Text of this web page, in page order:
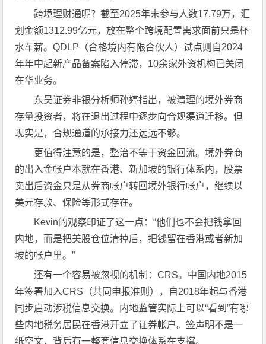
跨境理财通呢？截至2025年末参与人数17.79万，汇
划金额1312.99亿元，放在整个跨境配置需求面前只是杯
水车薪。QDLP（合格境内有限合伙人）试点则自2024
年年中起新产品备案陷入停滞，10余家外资机构已关闭
在华业务。
东吴证券非银分析师孙婷指出，被清理的境外券商
存量投资者，将在退出过程中逐步向合规渠道迁移。但
现实是，合规通道的承接力还远远不够。
更值得注意的是，整治不等于资金回流。境外券商
的出入金帐户本就在香港、新加坡的银行体系内，股票
卖出后资金只是从券商帐户转回境外银行帐户，继续以
美元存款、保险等形式存在。
Kevin的观察印证了这一点：“他们也不会把钱拿回
内地，而是把美股仓位清掉后，把钱留在香港或者新加
坡的帐户里。”
还有一个容易被忽视的机制：CRS。中国内地2015
年签署加入CRS（共同申报准则），自2018年起与香港
同步启动涉税信息交换。内地监管实际上可以“看到”有哪
些内地税务居民在香港开立了证券帐户。签声明不是一
纸空文，背后有一整套信息交换体系在支撑。